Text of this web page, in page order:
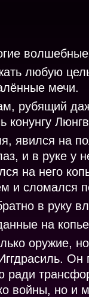
любую
мечи.
рубящий
конунгу
явился на
и в руке у
на него
и сломался
в руку
на
оружие,
войны, но и